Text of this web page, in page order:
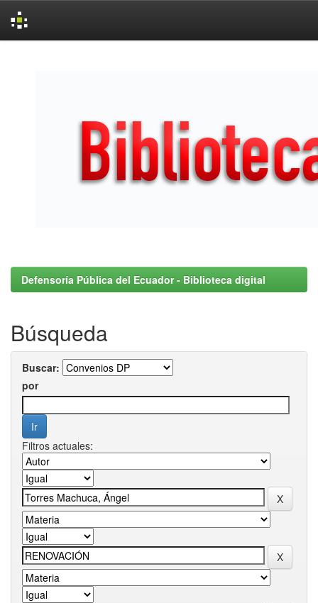
Defensoría Pública del Ecuador - Biblioteca digital
Búsqueda
Buscar:
por
Filtros actuales: